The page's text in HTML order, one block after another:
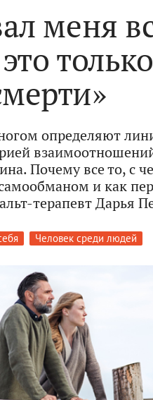
меня
определяют
Почему все то, с
и как
терапевт Дарья
Человек среди людей